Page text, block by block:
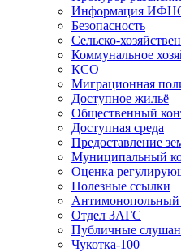
Информация
Безопасность
Сельско-
Коммунальное
КСО
Миграционная
Доступное жильё
Общественный
Доступная среда
Предоставление
Муниципальный
Оценка
Полезные ссылки
Антимонопольный
Отдел ЗАГС
Публичные
Чукотка-100